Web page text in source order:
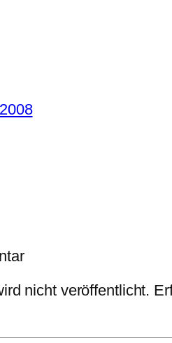
nicht veröffentlicht.